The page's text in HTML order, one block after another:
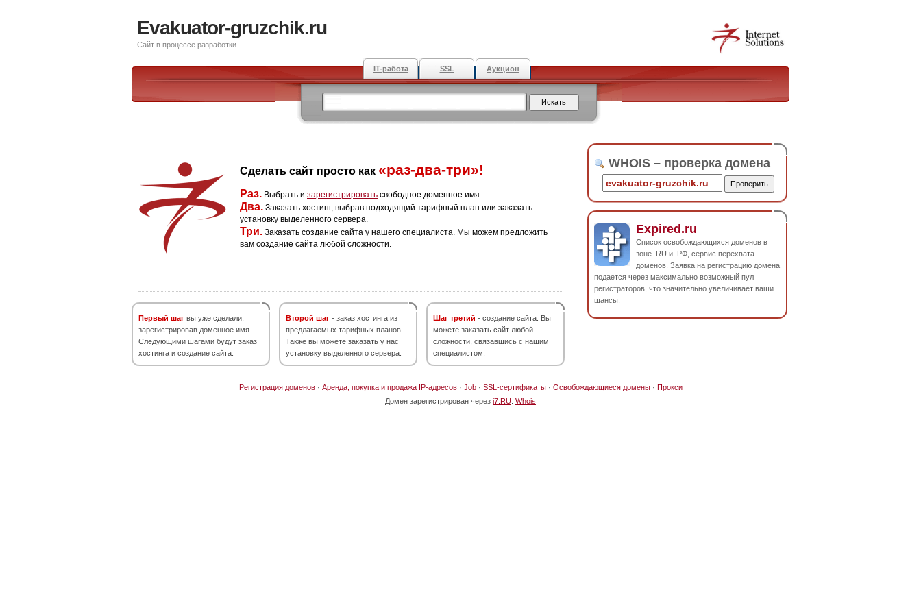
Evakuator-gruzchik.ru
Сайт в процессе разработки
IT-работа SSL Аукцион
Сделать сайт просто как «раз-два-три»!
Раз. Выбрать и зарегистрировать свободное доменное имя.
Два. Заказать хостинг, выбрав подходящий тарифный план или заказать
установку выделенного сервера.
Три. Заказать создание сайта у нашего специалиста. Мы можем предложить
вам создание сайта любой сложности.
Первый шаг вы уже сделали,
зарегистрировав доменное имя.
Следующими шагами будут заказ
хостинга и создание сайта.
Второй шаг - заказ хостинга из
предлагаемых тарифных планов.
Также вы можете заказать у нас
установку выделенного сервера.
Шаг третий - создание сайта. Вы
можете заказать сайт любой
сложности, связавшись с нашим
специалистом.
WHOIS – проверка домена
Expired.ru
Список освобождающихся доменов в
зоне .RU и .РФ, сервис перехвата
доменов. Заявка на регистрацию домена
подается через максимально возможный пул
регистраторов, что значительно увеличивает ваши
шансы.
Регистрация доменов· Аренда, покупка и продажа IP-адресов· Job· SSL-сертификаты· Освобождающиеся домены· Прокси
Домен зарегистрирован через i7.RU Whois